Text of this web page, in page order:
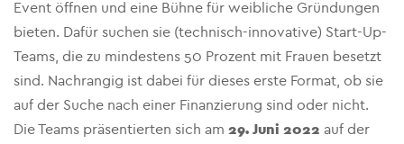
Event öffnen und eine Bühne für weibliche Gründungen
bieten. Dafür suchen sie (technisch-innovative) Start-Up-
Teams, die zu mindestens 50 Prozent mit Frauen besetzt
sind. Nachrangig ist dabei für dieses erste Format, ob sie
auf der Suche nach einer Finanzierung sind oder nicht.
Die Teams präsentierten sich am 29. Juni 2022 auf der